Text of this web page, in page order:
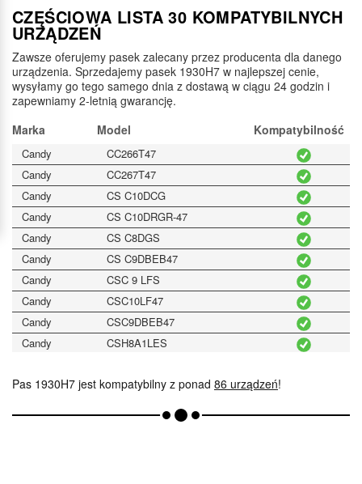
CZĘŚCIOWA LISTA 30 KOMPATYBILNYCH
URZĄDZEŃ
Zawsze oferujemy pasek zalecany przez producenta dla danego
urządzenia. Sprzedajemy pasek 1930H7 w najlepszej cenie,
wysyłamy go tego samego dnia z dostawą w ciągu 24 godzin i
zapewniamy 2-letnią gwarancję.
Marka
Model Kompatybilność
Candy
CC266T47
Candy
CC267T47
Candy
CS C10DCG
Candy
CS C10DRGR-47
Candy
CS C8DGS
Candy
CS C9DBEB47
Candy
CSC 9 LFS
Candy
CSC10LF47
Candy
CSC9DBEB47
Candy
CSH8A1LES
Candy
CSO4 H7A1DES
CSO4 H7A2DES
CSO4H7A1DES
Pas 1930H7 jest kompatybilny z ponad 86 urządzeń!